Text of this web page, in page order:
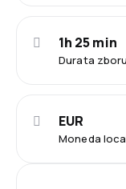
Durata
1h 25 min
Moneda
EUR